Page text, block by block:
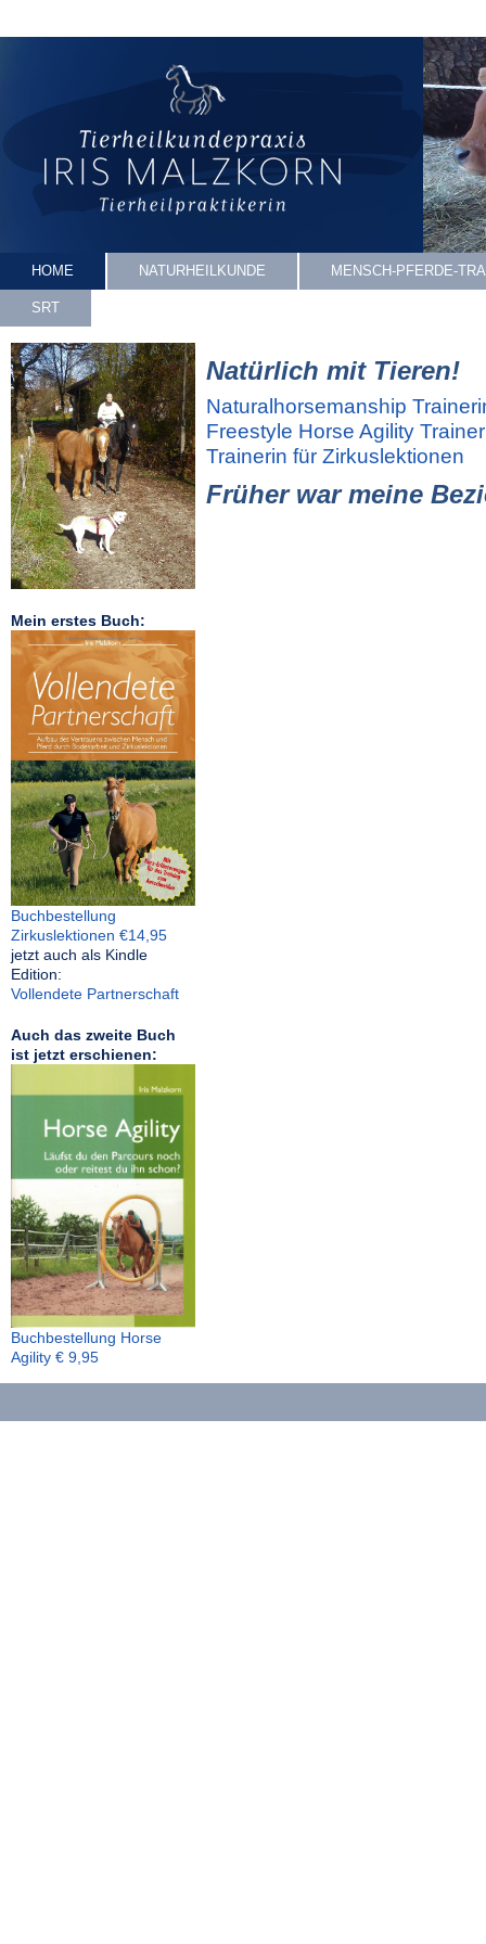
HOME NATURHEILKUNDE MENSCH-PFERDE-
SRT
Mein erstes Buch:
Buchbestellung
Zirkuslektionen €14,95
jetzt auch als Kindle
Edition:
Vollendete Partnerschaft
Auch das zweite Buch
ist jetzt erschienen:
Buchbestellung Horse
Agility € 9,95
Natürlich mit Tieren!
Naturalhorsemanship
Freestyle Horse Agility
Trainerin für Zirkuslektionen
Früher war meine